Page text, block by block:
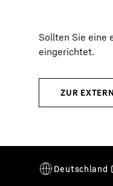
Sollten Sie eine
eingerichtet.